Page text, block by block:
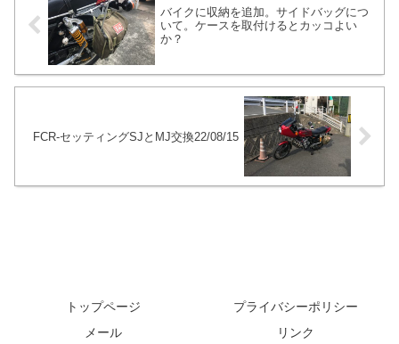
バイクに収納を追加。サイドバッグにつ
いて。ケースを取付けるとカッコよい
か？
FCR-セッティングSJとMJ交換22/08/15
トップページ
プライバシーポリシー
メール
リンク